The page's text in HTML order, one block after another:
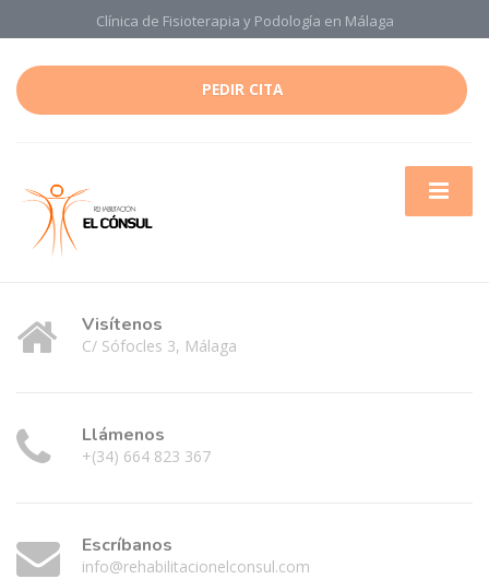
Clínica de Fisioterapia y Podología en Málaga
PEDIR CITA
Visítenos
C/ Sófocles 3, Málaga
Llámenos
+(34) 664 823 367
Escríbanos
info@rehabilitacionelconsul.com